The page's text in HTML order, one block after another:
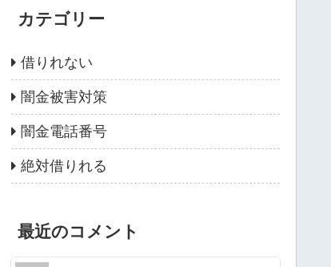
カテゴリー
借りれない
闇金被害対策
闇金電話番号
絶対借りれる
最近のコメント